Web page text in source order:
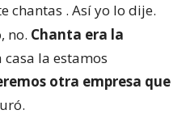
chantas . Así yo lo dije.
no. Chanta era la
casa la estamos
otra empresa que